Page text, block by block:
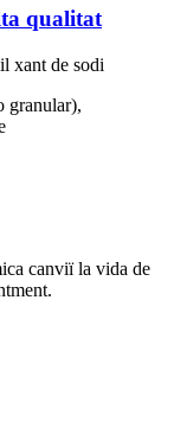
qualitat
xant de sodi
granular),
canviï la vida de